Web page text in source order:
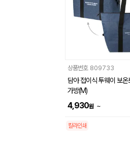
상품번호 809733
담아 접이식 투웨이 보
가방(M)
4,930원 ~
칼라인쇄